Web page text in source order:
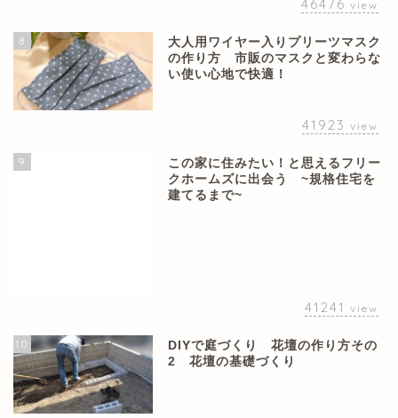
46476 view
8
大人用ワイヤー入りプリーツマスク
の作り方 市販のマスクと変わらな
い使い心地で快適！
41923 view
9
この家に住みたい！と思えるフリー
クホームズに出会う ~規格住宅を
建てるまで~
41241 view
10
DIYで庭づくり 花壇の作り方その
2 花壇の基礎づくり